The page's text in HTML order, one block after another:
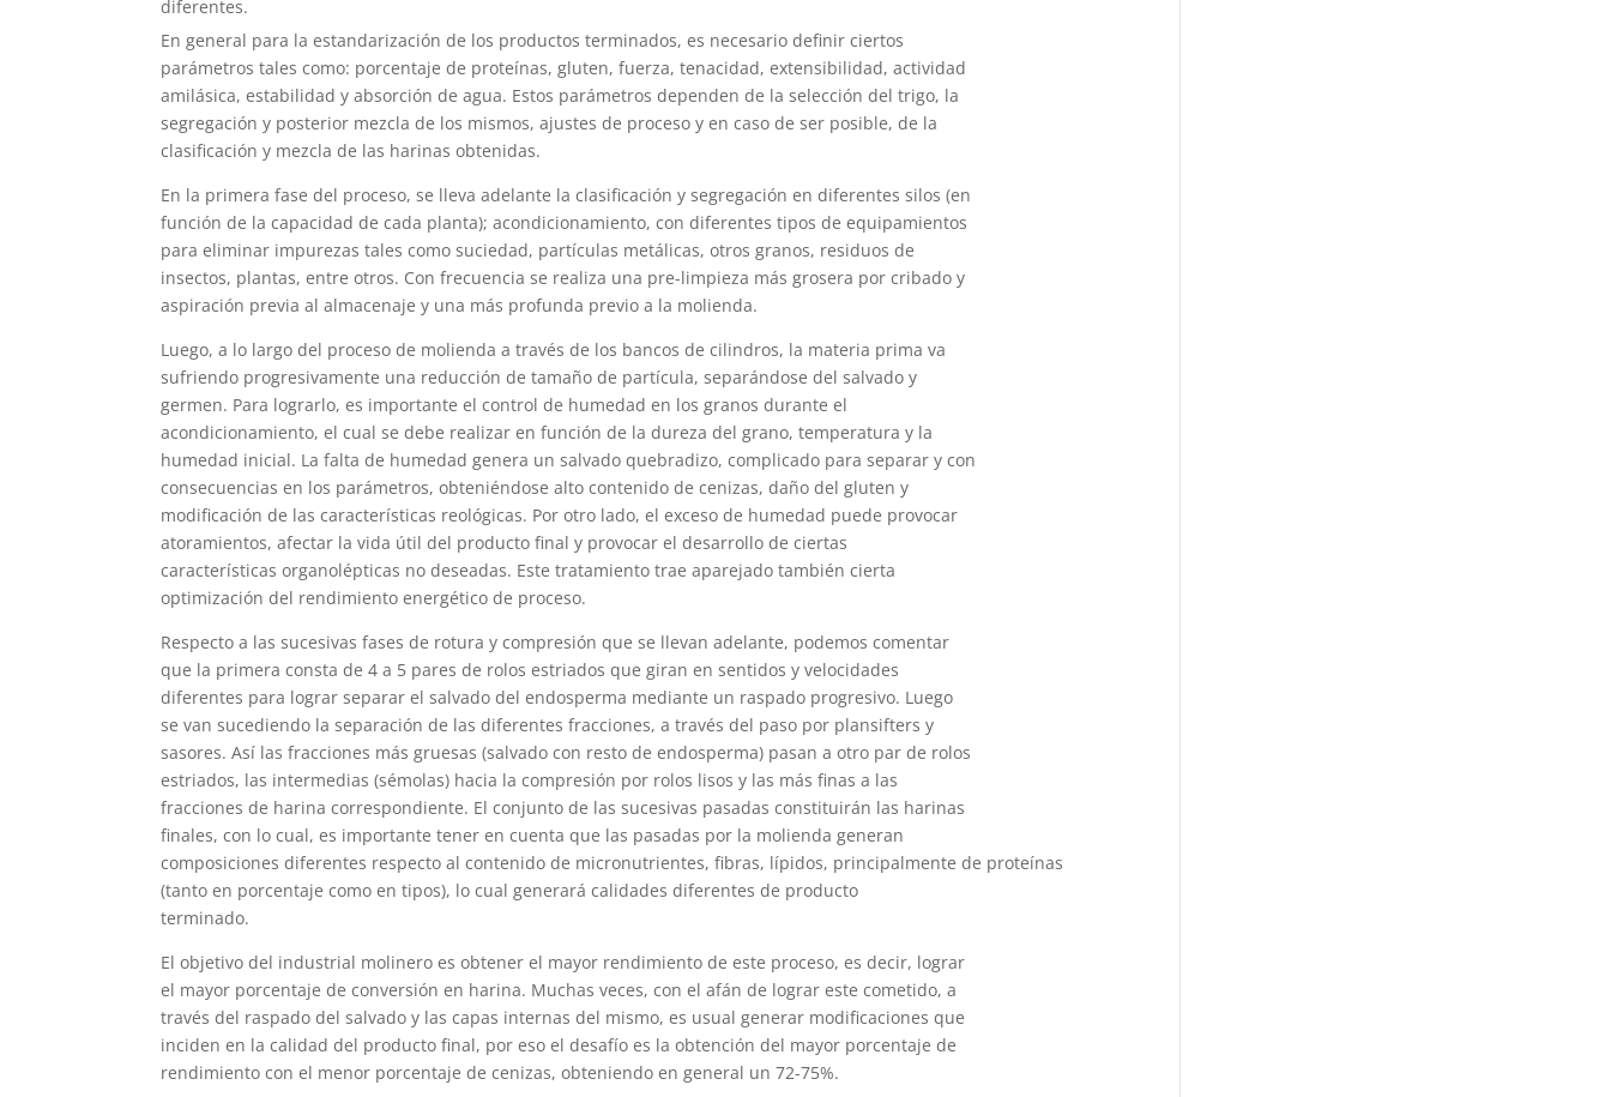
diferentes.
En general para la estandarización de los productos terminados, es necesario definir ciertos
parámetros tales como: porcentaje de proteínas, gluten, fuerza, tenacidad, extensibilidad, actividad
amilásica, estabilidad y absorción de agua. Estos parámetros dependen de la selección del trigo, la
segregación y posterior mezcla de los mismos, ajustes de proceso y en caso de ser posible, de la
clasificación y mezcla de las harinas obtenidas.
En la primera fase del proceso, se lleva adelante la clasificación y segregación en diferentes silos (en
función de la capacidad de cada planta); acondicionamiento, con diferentes tipos de equipamientos
para eliminar impurezas tales como suciedad, partículas metálicas, otros granos, residuos de
insectos, plantas, entre otros. Con frecuencia se realiza una pre-limpieza más grosera por cribado y
aspiración previa al almacenaje y una más profunda previo a la molienda.
Luego, a lo largo del proceso de molienda a través de los bancos de cilindros, la materia prima va
sufriendo progresivamente una reducción de tamaño de partícula, separándose del salvado y
germen. Para lograrlo, es importante el control de humedad en los granos durante el
acondicionamiento, el cual se debe realizar en función de la dureza del grano, temperatura y la
humedad inicial. La falta de humedad genera un salvado quebradizo, complicado para separar y con
consecuencias en los parámetros, obteniéndose alto contenido de cenizas, daño del gluten y
modificación de las características reológicas. Por otro lado, el exceso de humedad puede provocar
atoramientos, afectar la vida útil del producto final y provocar el desarrollo de ciertas
características organolépticas no deseadas. Este tratamiento trae aparejado también cierta
optimización del rendimiento energético de proceso.
Respecto a las sucesivas fases de rotura y compresión que se llevan adelante, podemos comentar
que la primera consta de 4 a 5 pares de rolos estriados que giran en sentidos y velocidades
diferentes para lograr separar el salvado del endosperma mediante un raspado progresivo. Luego
se van sucediendo la separación de las diferentes fracciones, a través del paso por plansifters y
sasores. Así las fracciones más gruesas (salvado con resto de endosperma) pasan a otro par de rolos
estriados, las intermedias (sémolas) hacia la compresión por rolos lisos y las más finas a las
fracciones de harina correspondiente. El conjunto de las sucesivas pasadas constituirán las harinas
finales, con lo cual, es importante tener en cuenta que las pasadas por la molienda generan
composiciones diferentes respecto al contenido de micronutrientes, fibras, lípidos, principalmente de proteínas
(tanto en porcentaje como en tipos), lo cual generará calidades diferentes de producto
terminado.
El objetivo del industrial molinero es obtener el mayor rendimiento de este proceso, es decir, lograr
el mayor porcentaje de conversión en harina. Muchas veces, con el afán de lograr este cometido, a
través del raspado del salvado y las capas internas del mismo, es usual generar modificaciones que
inciden en la calidad del producto final, por eso el desafío es la obtención del mayor porcentaje de
rendimiento con el menor porcentaje de cenizas, obteniendo en general un 72-75%.